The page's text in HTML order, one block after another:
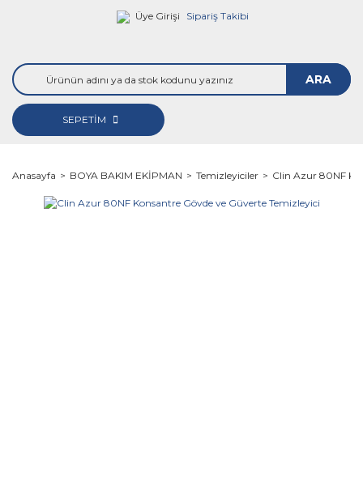
Üye Girişi Sipariş Takibi
ARA
SEPETİM
Anasayfa BOYA BAKIM EKİPMAN Temizleyiciler Clin Azur 80NF